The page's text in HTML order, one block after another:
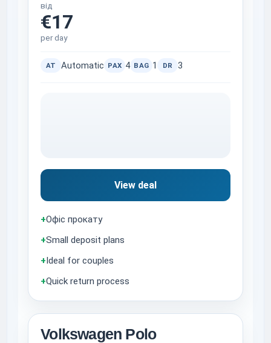
від
€17
per day
AT Automatic PAX 4 BAG 1 DR 3
View deal
+Офіс прокату
+Small deposit plans
+Ideal for couples
+Quick return process
Volkswagen Polo